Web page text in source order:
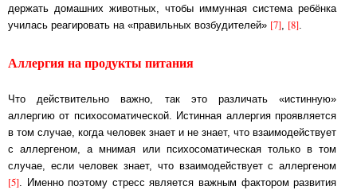
держать домашних животных, что­бы им­мун­ная система ребёнка
училась реагировать на «правильных возбудителей» [7], [8].
Аллергия на продукты питания
Что действительно важно, так это различать «истинную»
аллергию от пси­хо­со­ма­ти­чес­кой. Истинная аллергия проявляется
в том случае, когда человек знает и не знает, что взаи­мо­дейст­ву­ет
с аллергеном, а мнимая или пси­хо­со­ма­ти­чес­кая только в том
случае, ес­ли че­ло­век зна­ет, что взаи­мо­дейст­ву­ет с аллергеном
[5] . Именно поэтому стресс яв­ля­ет­ся важ­ным фактором развития